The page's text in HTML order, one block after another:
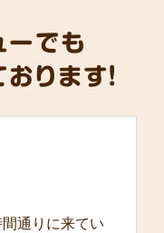
でも
おります!
通りに来てい